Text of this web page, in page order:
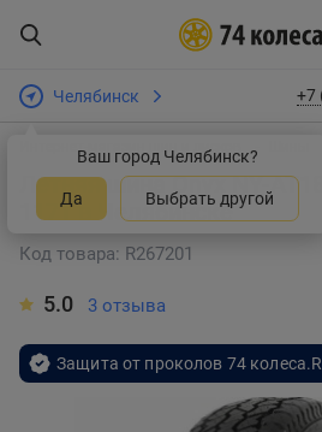
Челябинск
Ваш город Челябинск?
Да Выбрать другой
+7
Интернет-магазин шин и дисков
Летняя шина Onyx NY-
117Tв Челябинске
Код товара: R267201
5.0 3 отзыва
Защита от проколов 74